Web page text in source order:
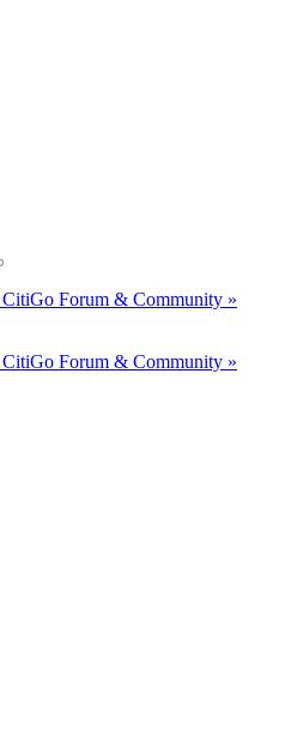
Forum & Community »
Forum & Community »